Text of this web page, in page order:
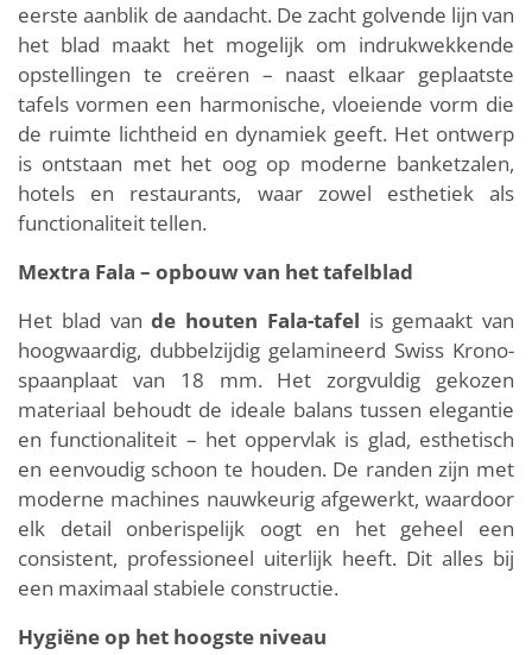
eerste aanblik de aandacht. De zacht golvende lijn van
het blad maakt het mogelijk om indrukwekkende
opstellingen te creëren – naast elkaar geplaatste
tafels vormen een harmonische, vloeiende vorm die
de ruimte lichtheid en dynamiek geeft. Het ontwerp
is ontstaan met het oog op moderne banketzalen,
hotels en restaurants, waar zowel esthetiek als
functionaliteit tellen.
Mextra Fala – opbouw van het tafelblad
Het blad vande houten Fala-tafel is gemaakt van
hoogwaardig, dubbelzijdig gelamineerd Swiss Krono-
spaanplaat van 18 mm. Het zorgvuldig gekozen
materiaal behoudt de ideale balans tussen elegantie
en functionaliteit – het oppervlak is glad, esthetisch
en eenvoudig schoon te houden. De randen zijn met
moderne machines nauwkeurig afgewerkt, waardoor
elk detail onberispelijk oogt en het geheel een
consistent, professioneel uiterlijk heeft. Dit alles bij
een maximaal stabiele constructie.
Hygiëne op het hoogste niveau